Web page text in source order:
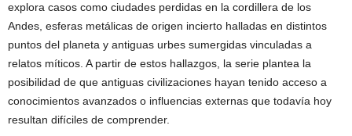
explora casos como ciudades perdidas en la cordillera de los
Andes, esferas metálicas de origen incierto halladas en distintos
puntos del planeta y antiguas urbes sumergidas vinculadas a
relatos míticos. A partir de estos hallazgos, la serie plantea la
posibilidad de que antiguas civilizaciones hayan tenido acceso a
conocimientos avanzados o influencias externas que todavía hoy
resultan difíciles de comprender.